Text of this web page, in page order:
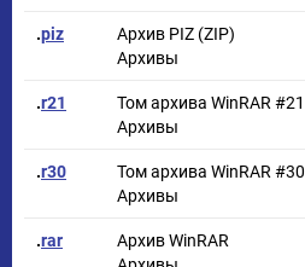
.piz
Архив PIZ (ZIP)
Архивы
.r21
Том архива WinRAR #21
Архивы
.r30
Том архива WinRAR #30
Архивы
.rar
Архив WinRAR